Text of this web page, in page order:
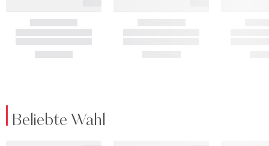
Beliebte Wahl